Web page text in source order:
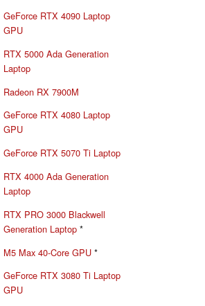
GeForce RTX 4090 Laptop
GPU
RTX 5000 Ada Generation
Laptop
Radeon RX 7900M
GeForce RTX 4080 Laptop
GPU
GeForce RTX 5070 Ti Laptop
RTX 4000 Ada Generation
Laptop
RTX PRO 3000 Blackwell
Generation Laptop *
M5 Max 40-Core GPU *
GeForce RTX 3080 Ti Laptop
GPU